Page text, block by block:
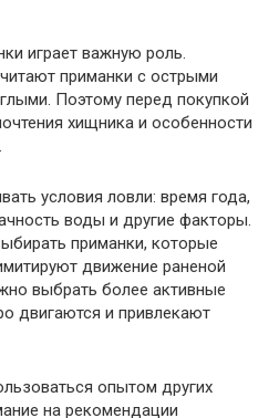
играет важную роль.
приманки с острыми
Поэтому перед покупкой
хищника и особенности
условия ловли: время года,
воды и другие факторы.
приманки, которые
движение раненой
выбрать более активные
двигаются и привлекают
опытом других
на рекомендации